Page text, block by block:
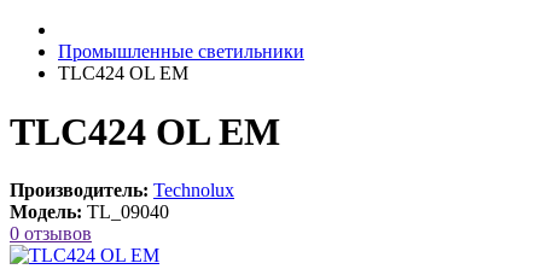
Промышленные светильники
TLC424 OL EM
TLC424 OL EM
Производитель: Technolux
Модель: TL_09040
0 отзывов